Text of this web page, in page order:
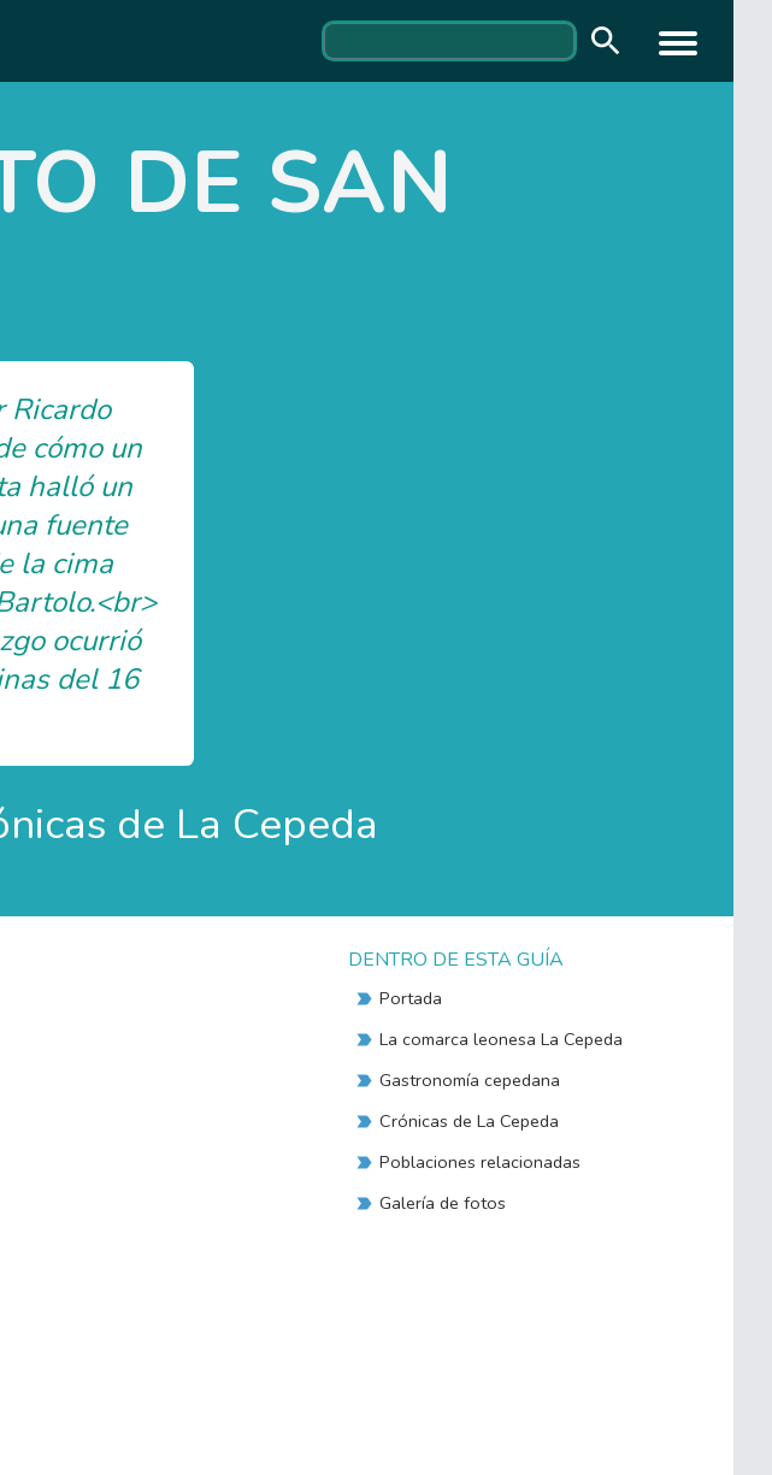
DE SAN
Ricardo
cómo un
halló un
fuente
la cima
ocurrió
del 16
de La Cepeda
DENTRO DE ESTA GUÍA
Portada
La comarca leonesa La Cepeda
Gastronomía cepedana
Crónicas de La Cepeda
Poblaciones relacionadas
Galería de fotos